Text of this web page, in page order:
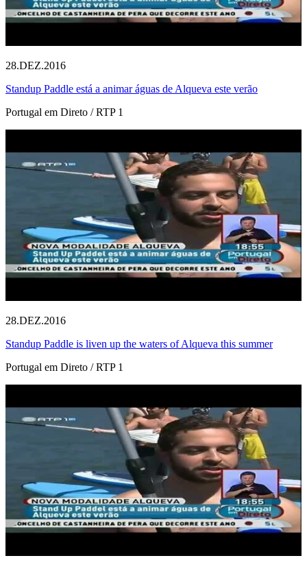
28.DEZ.2016
Standup Paddle está a animar águas de Alqueva este verão
Portugal em Direto / RTP 1
28.DEZ.2016
Standup Paddle is liven up the waters of Alqueva this summer
Portugal em Direto / RTP 1